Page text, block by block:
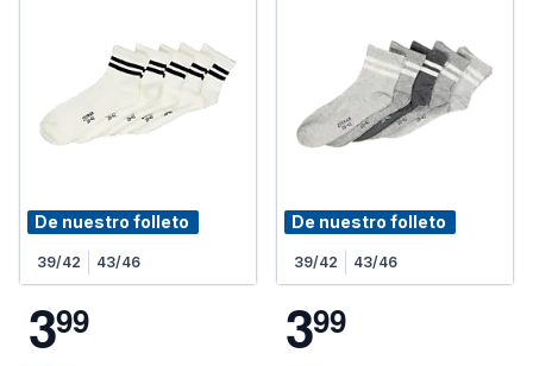
De nuestro folleto
39/42 43/46
399
De nuestro folleto
39/42 43/46
399